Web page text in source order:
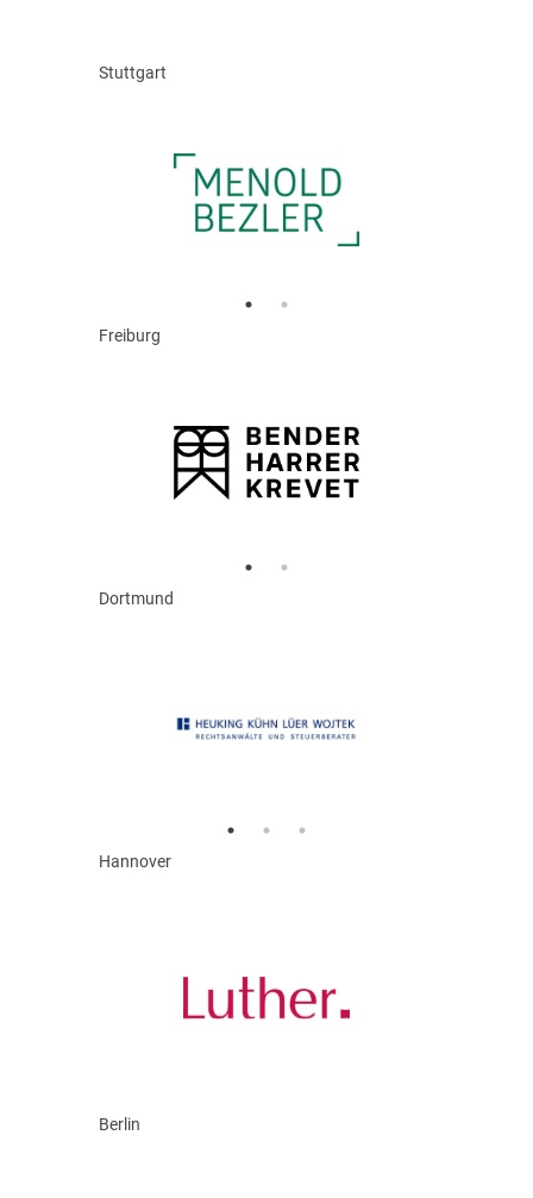
Stuttgart
Freiburg
Dortmund
Hannover
Berlin